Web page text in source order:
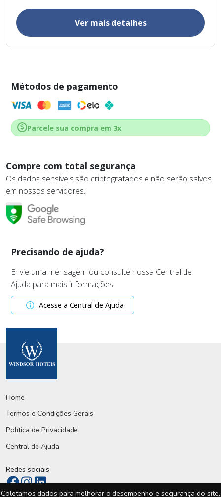
Ver mais detalhes
Métodos de pagamento
Parcele sua compra em 3x
Compre com total segurança
Os dados sensíveis são criptografados e não serão salvos
em nossos servidores.
Precisando de ajuda?
Envie uma mensagem ou consulte nossa Central de
Ajuda para mais informações.
Acesse a Central de Ajuda
Home
Termos e Condições Gerais
Política de Privacidade
Central de Ajuda
Redes sociais
Coletamos dados para melhorar o desempenho e segurança do site,